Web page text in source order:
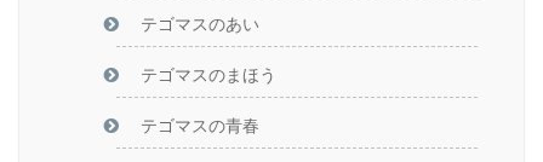
テゴマスのあい
テゴマスのまほう
テゴマスの青春